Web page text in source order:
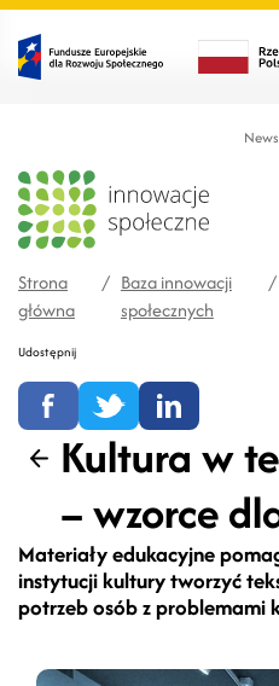
Strona
główna
/ Baza innowacji
społecznych
/
Wstecz
Kultura w
– wzorce
Materiały edukacyjne
instytucji kultury tworzyć
potrzeb osób z problemami
Udostępnij